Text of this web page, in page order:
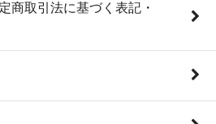
商取引法に基づく表記・